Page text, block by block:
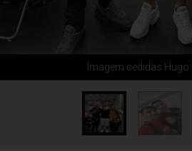
Imagem cedidas Hugo